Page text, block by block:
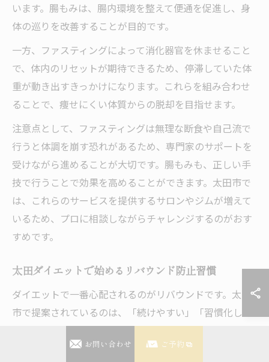
います。腸もみは、腸内環境を整えて便通を促進し、身
体の巡りを改善することが目的です。
一方、ファスティングによって消化器官を休ませること
で、体内のリセットが期待できるため、停滞していた体
重が動き出すきっかけになります。これらを組み合わせ
ることで、痩せにくい体質からの脱却を目指せます。
注意点として、ファスティングは無理な断食や自己流で
行うと体調を崩す恐れがあるため、専門家のサポートを
受けながら進めることが大切です。腸もみも、正しい手
技で行うことで効果を高めることができます。太田市で
は、これらのサービスを提供するサロンやジムが増えて
いるため、プロに相談しながらチャレンジするのがおす
すめです。
太田ダイエットで始めるリバウンド防止習慣
ダイエットで一番心配されるのがリバウンドです。太田
市で提案されているのは、「続けやすい」「習慣化しや
すい」ダイエット法。急激な減量ではなく、体質改善を
意識した継続的な取り組みが重視されています。
お問い合わせ ご予約